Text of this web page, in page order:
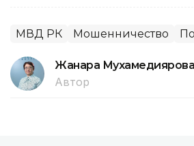
МВД РК Мошенничество
Жанара Мухамедиярова
Автор